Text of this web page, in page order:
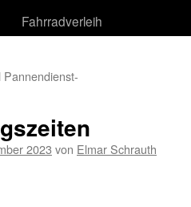
Fahrradverleih
2023 von Elmar Schrauth